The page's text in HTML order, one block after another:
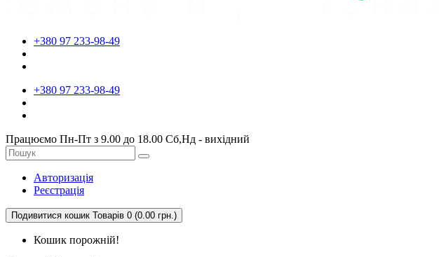
+380 97 233-98-49
+380 97 233-98-49
Працюємо Пн-Пт з 9.00 до 18.00 Сб,Нд - вихідний
Авторизація
Реєстрація
Подивитися кошик Товарів 0 (0.00 грн.)
Кошик порожній!